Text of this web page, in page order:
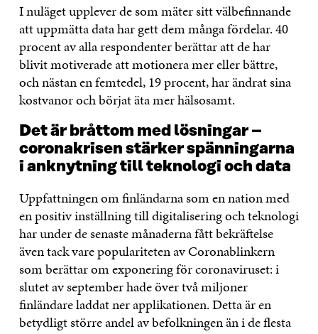
I nuläget upplever de som mäter sitt välbefinnande
att uppmätta data har gett dem många fördelar. 40
procent av alla respondenter berättar att de har
blivit motiverade att motionera mer eller bättre,
och nästan en femtedel, 19 procent, har ändrat sina
kostvanor och börjat äta mer hälsosamt.
Det är bråttom med lösningar –
coronakrisen stärker spänningarna
i anknytning till teknologi och data
Uppfattningen om finländarna som en nation med
en positiv inställning till digitalisering och teknologi
har under de senaste månaderna fått bekräftelse
även tack vare populariteten av Coronablinkern
som berättar om exponering för coronaviruset: i
slutet av september hade över två miljoner
finländare laddat ner applikationen. Detta är en
betydligt större andel av befolkningen än i de flesta